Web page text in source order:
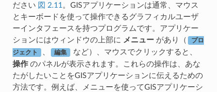
ださい 図 2.11 。GISアプリケーションは通常、マウス
とキーボードを使って操作できるグラフィカルユーザ
ーインタフェースを持つプログラムです。アプリケー
ションにはウィンドウの上部に メニューがあり（ プロ
ジェクト 編集
など）、マウスでクリックすると、
操作のパネルが表示されます。これらの操作は、あな
たがしたいことをGISアプリケーションに伝えるための
方法です。例えば、メニューを使ってGISアプリケーシ